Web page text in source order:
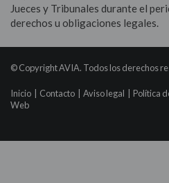
Jueces y Tribunales durante el
derechos u obligaciones legales.
© Copyright AVIA. Todos los derechos
Inicio Contacto Aviso legal Política
Web